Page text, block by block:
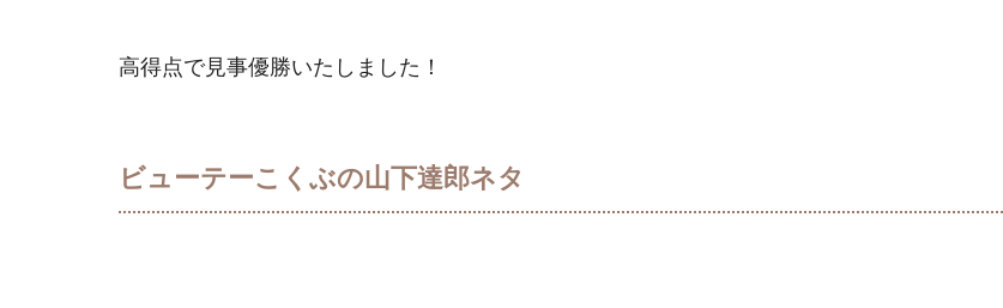
高得点で見事優勝いたしました！
ビューテーこくぶの山下達郎ネタ